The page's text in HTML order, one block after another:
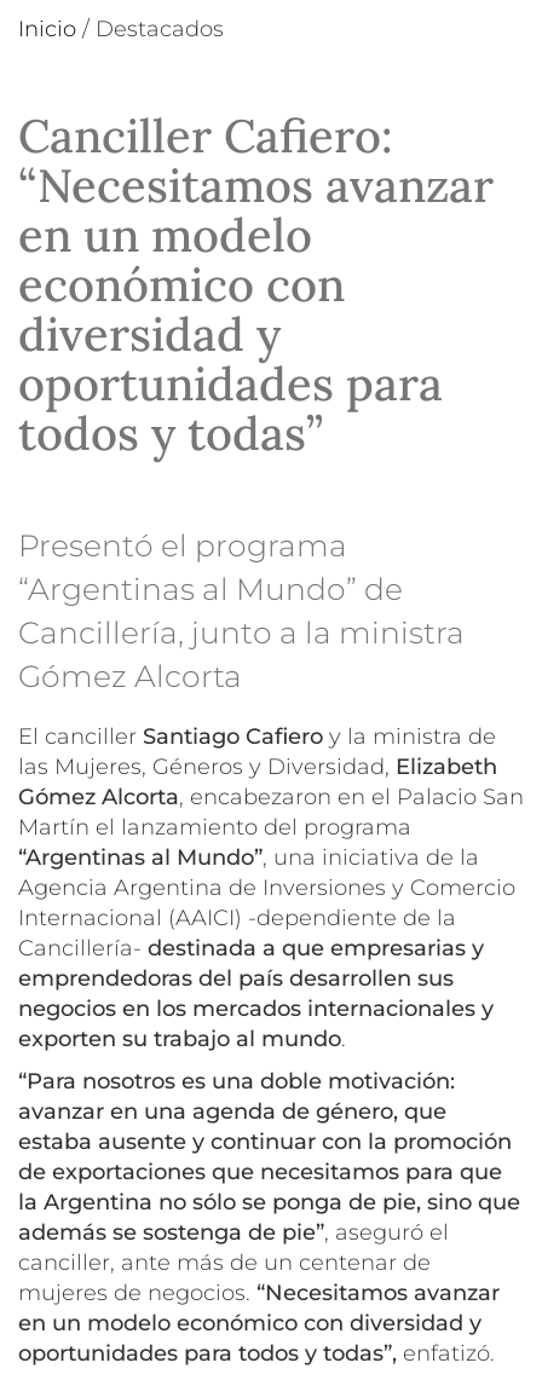
Inicio / Destacados
Canciller Cafiero:
“Necesitamos avanzar
en un modelo
económico con
diversidad y
oportunidades para
todos y todas”
Presentó el programa
“Argentinas al Mundo” de
Cancillería, junto a la ministra
Gómez Alcorta
El canciller Santiago Cafiero y la ministra de
las Mujeres, Géneros y Diversidad, Elizabeth
Gómez Alcorta, encabezaron en el Palacio San
Martín el lanzamiento del programa
“Argentinas al Mundo”, una iniciativa de la
Agencia Argentina de Inversiones y Comercio
Internacional (AAICI) -dependiente de la
Cancillería- destinada a que empresarias y
emprendedoras del país desarrollen sus
negocios en los mercados internacionales y
exporten su trabajo al mundo.
“Para nosotros es una doble motivación:
avanzar en una agenda de género, que
estaba ausente y continuar con la promoción
de exportaciones que necesitamos para que
la Argentina no sólo se ponga de pie, sino que
además se sostenga de pie”, aseguró el
canciller, ante más de un centenar de
mujeres de negocios. “Necesitamos avanzar
en un modelo económico con diversidad y
oportunidades para todos y todas”, enfatizó.